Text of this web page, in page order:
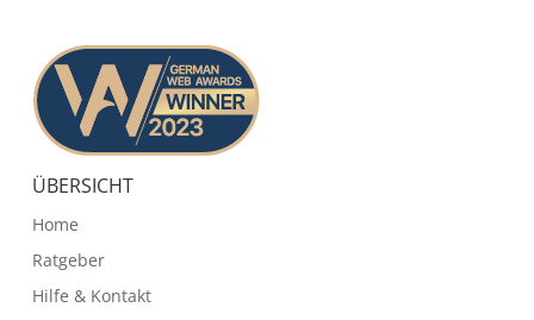
ÜBERSICHT
Home
Ratgeber
Hilfe & Kontakt